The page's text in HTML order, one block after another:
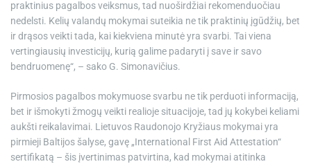
praktinius pagalbos veiksmus, tad nuoširdžiai rekomenduočiau
nedelsti. Kelių valandų mokymai suteikia ne tik praktinių įgūdžių, bet
ir drąsos veikti tada, kai kiekviena minutė yra svarbi. Tai viena
vertingiausių investicijų, kurią galime padaryti į save ir savo
bendruomenę“, – sako G. Simonavičius.
Pirmosios pagalbos mokymuose svarbu ne tik perduoti informaciją,
bet ir išmokyti žmogų veikti realioje situacijoje, tad jų kokybei keliami
aukšti reikalavimai. Lietuvos Raudonojo Kryžiaus mokymai yra
pirmieji Baltijos šalyse, gavę „International First Aid Attestation“
sertifikatą – šis įvertinimas patvirtina, kad mokymai atitinka